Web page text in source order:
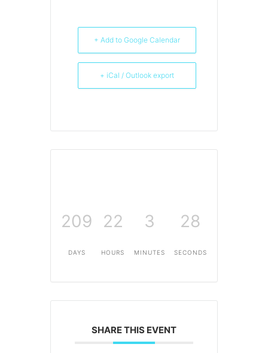
+ Add to Google Calendar
+ iCal / Outlook export
209
DAYS
22
HOURS
3
MINUTES
27
SECONDS
SHARE THIS EVENT